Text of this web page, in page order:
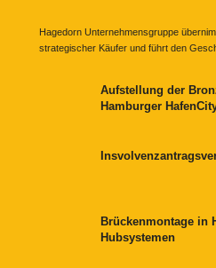
Hagedorn Unternehmensgruppe
strategischer Käufer und führt den
Aufstellung der
Hamburger
Brückenmontage in
Hubsystemen